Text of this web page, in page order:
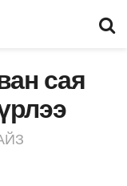
сая